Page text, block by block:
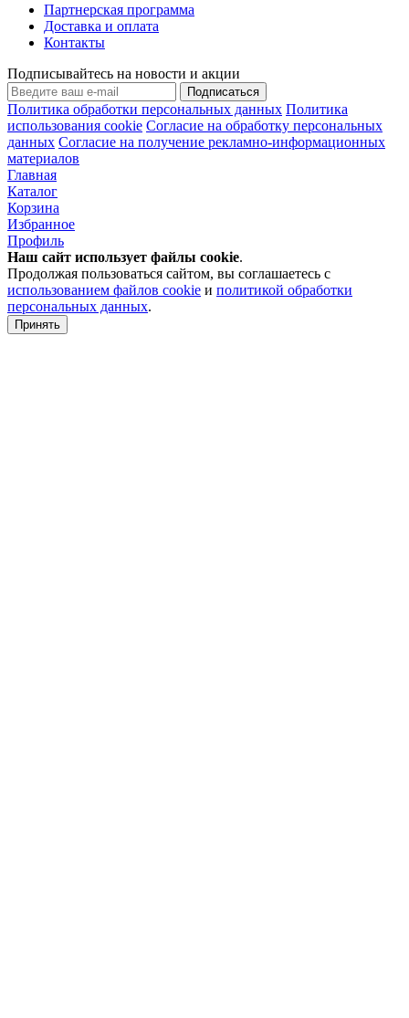
Партнерская программа
Доставка и оплата
Контакты
Подписывайтесь на новости и акции
Подписаться
Политика обработки персональных данных Политика
использования cookie Согласие на обработку персональных
данных Согласие на получение рекламно-информационных
материалов
Главная
Каталог
Корзина
Избранное
Профиль
Наш сайт использует файлы cookie.
Продолжая пользоваться сайтом, вы соглашаетесь с
использованием файлов cookie и политикой обработки
персональных данных.
Принять